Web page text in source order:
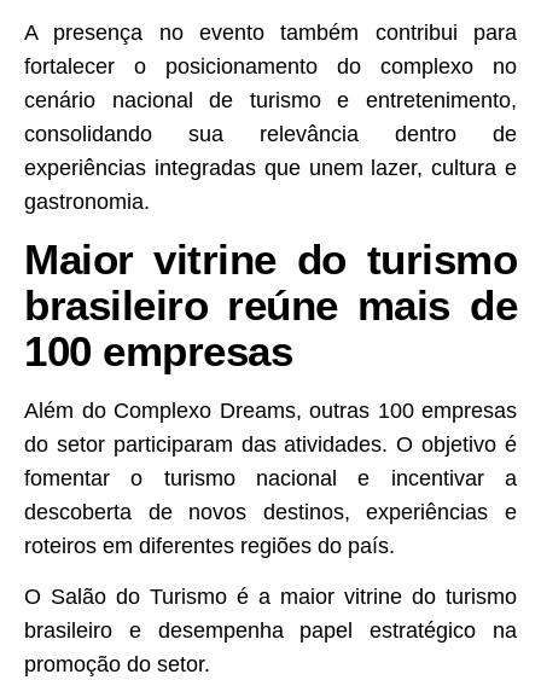
A presença no evento também contribui para
fortalecer o posicionamento do complexo no
cenário nacional de turismo e entretenimento,
consolidando sua relevância dentro de
experiências integradas que unem lazer, cultura e
gastronomia.
Maior vitrine do turismo
brasileiro reúne mais de
100 empresas
Além do Complexo Dreams, outras 100 empresas
do setor participaram das atividades. O objetivo é
fomentar o turismo nacional e incentivar a
descoberta de novos destinos, experiências e
roteiros em diferentes regiões do país.
O Salão do Turismo é a maior vitrine do turismo
brasileiro e desempenha papel estratégico na
promoção do setor.